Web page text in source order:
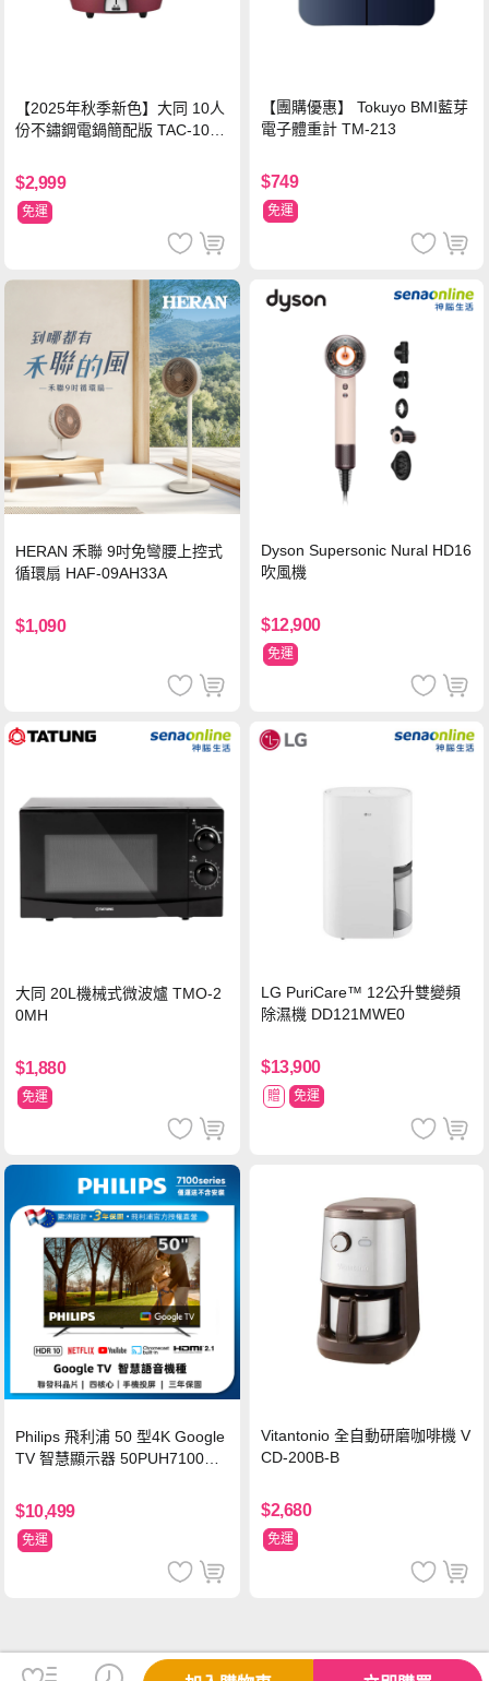
【2025年秋季新色】大同 10人
份不鏽鋼電鍋簡配版 TAC-10L-
$2,999
免運
【團購優惠】 Tokuyo BMI藍芽
電子體重計 TM-213
$749
免運
HERAN 禾聯 9吋免彎腰上控式
循環扇 HAF-09AH33A
$1,090
Dyson Supersonic Nural HD16
吹風機
$12,900
免運
大同 20L機械式微波爐 TMO-2
0MH
$1,880
免運
LG PuriCare™ 12公升雙變頻
除濕機 DD121MWE0
$13,900
贈 免運
Philips 飛利浦 50 型4K Google
TV 智慧顯示器 50PUH7100
$10,499
免運
Vitantonio 全自動研磨咖啡機 V
CD-200B-B
$2,680
免運